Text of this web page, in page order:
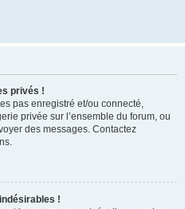
privés !
pas enregistré et/ou connecté,
privée sur l’ensemble du forum, ou
des messages. Contactez
!